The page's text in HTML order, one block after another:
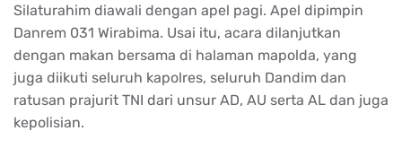
Silaturahim diawali dengan apel pagi. Apel dipimpin
Danrem 031 Wirabima. Usai itu, acara dilanjutkan
dengan makan bersama di halaman mapolda, yang
juga diikuti seluruh kapolres, seluruh Dandim dan
ratusan prajurit TNI dari unsur AD, AU serta AL dan juga
kepolisian.